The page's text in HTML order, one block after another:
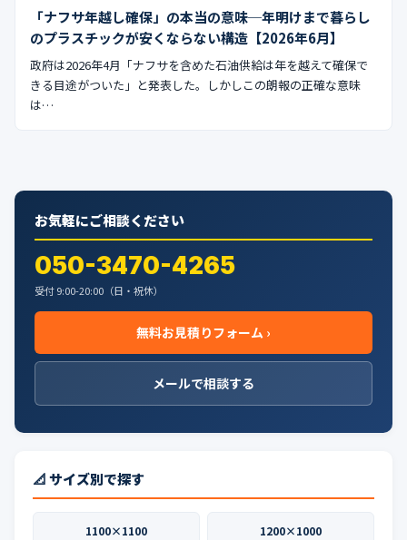
会社案内
🇺🇸🇰🇷 🇹🇼🇻🇳
「ナフサ年越し確保」の本当の意味─年明けまで暮らし
のプラスチックが安くならない構造【2026年6月】
政府は2026年4月「ナフサを含めた石油供給は年を越えて確保で
きる目途がついた」と発表した。しかしこの朗報の正確な意味
は…
お気軽にご相談ください
050-3470-4265
受付 9:00-20:00（日・祝休）
無料お見積りフォーム ›
メールで相談する
📐 サイズ別で探す
1100×1100 1200×1000